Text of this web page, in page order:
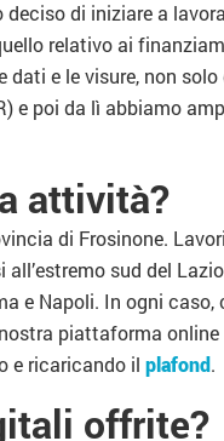
di iniziare a
relativo ai
e le visure, non solo
e poi da lì abbiamo
attività?
di Frosinone.
sud del
e Napoli. In ogni
piattaforma
e ricaricando il plafond.
offrite?